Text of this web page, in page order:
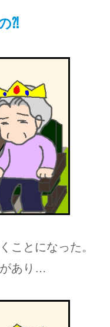
⁈
ことになった。
あり…